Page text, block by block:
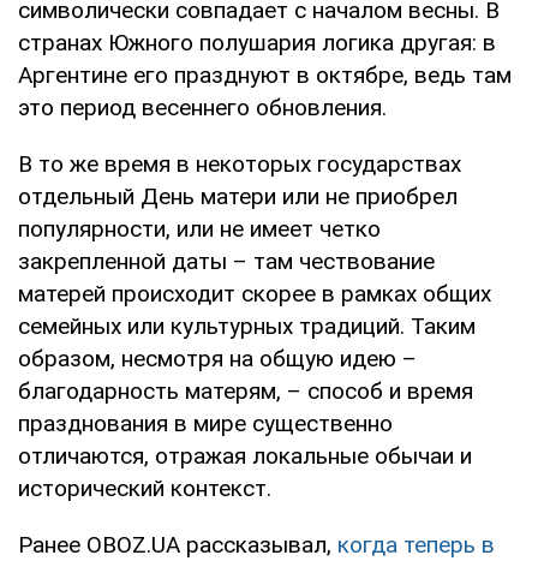
символически совпадает с началом весны. В
странах Южного полушария логика другая: в
Аргентине его празднуют в октябре, ведь там
это период весеннего обновления.
В то же время в некоторых государствах
отдельный День матери или не приобрел
популярности, или не имеет четко
закрепленной даты – там чествование
матерей происходит скорее в рамках общих
семейных или культурных традиций. Таким
образом, несмотря на общую идею –
благодарность матерям, – способ и время
празднования в мире существенно
отличаются, отражая локальные обычаи и
исторический контекст.
Ранее OBOZ.UA рассказывал, когда теперь в